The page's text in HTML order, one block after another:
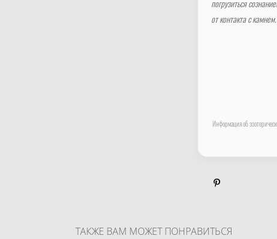
погрузиться
от контакта с камнем.
Информация об
ТАКЖЕ ВАМ МОЖЕТ ПОНРАВИТЬСЯ